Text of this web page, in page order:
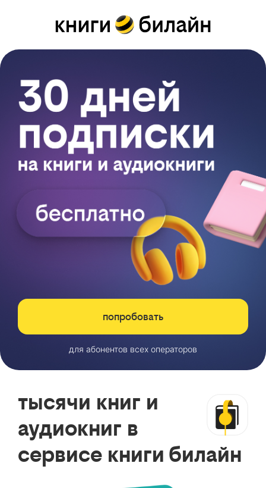
попробовать
для абонентов всех операторов
тысячи книг и
аудиокниг в
сервисе книги билайн